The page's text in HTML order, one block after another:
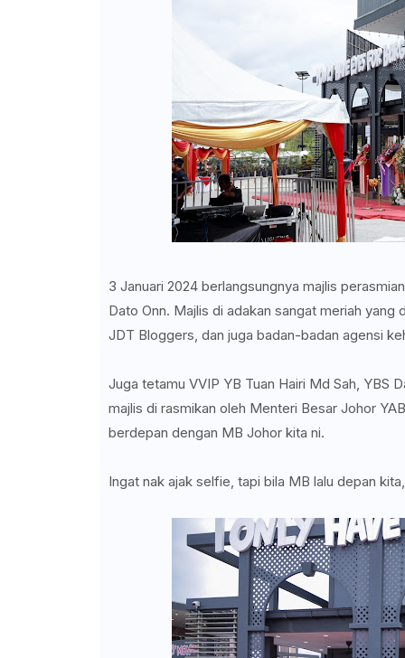
3 Januari 2024 berlangsungnya majlis
Dato Onn. Majlis di adakan sangat meriah
JDT Bloggers, dan juga badan-badan agensi
Juga tetamu VVIP YB Tuan Hairi Md Sah, YBS
majlis di rasmikan oleh Menteri Besar Johor
berdepan dengan MB Johor kita ni.
Ingat nak ajak selfie, tapi bila MB lalu depan